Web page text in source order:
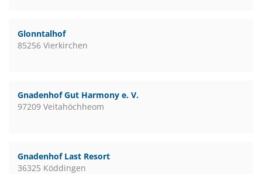
Glonntalhof
85256 Vierkirchen
Gnadenhof Gut Harmony e. V.
97209 Veitahöchheom
Gnadenhof Last Resort
36325 Köddingen